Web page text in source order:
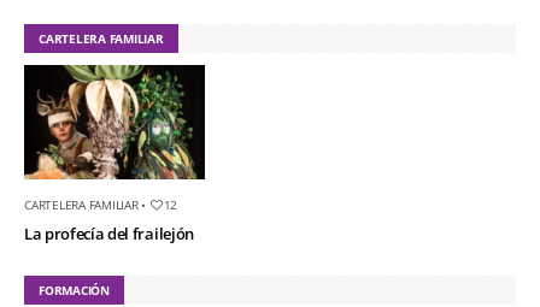
CARTELERA FAMILIAR
CARTELERA FAMILIAR• 12
La profecía del frailejón
FORMACIÓN